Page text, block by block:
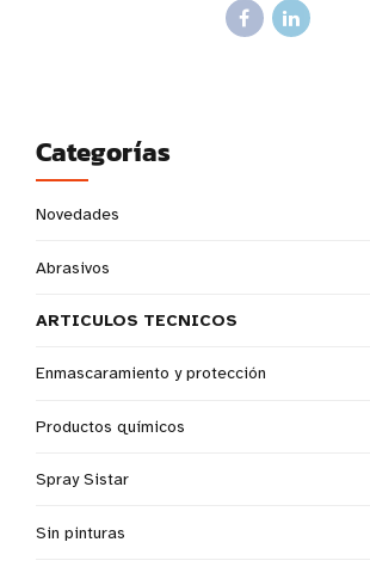
Categorías
Novedades
Abrasivos
ARTICULOS TECNICOS
Enmascaramiento y protección
Productos químicos
Spray Sistar
Sin pinturas